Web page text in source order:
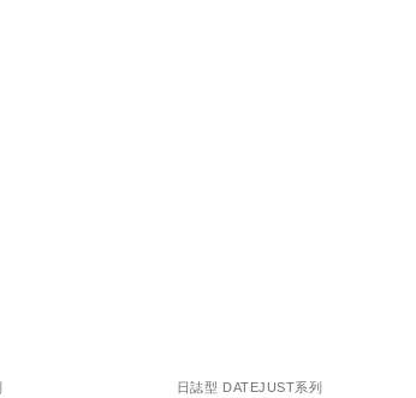
日誌型 DATEJUST系列